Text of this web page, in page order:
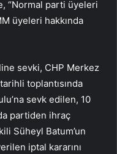
“Normal parti üyeleri
üyeleri hakkında
sevki, CHP Merkez
toplantısında
sevk edilen, 10
partiden ihraç
Süheyl Batum’un
iptal kararını